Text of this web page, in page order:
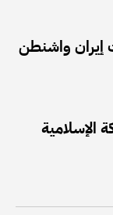
إيران واشنطن
الإسلامية